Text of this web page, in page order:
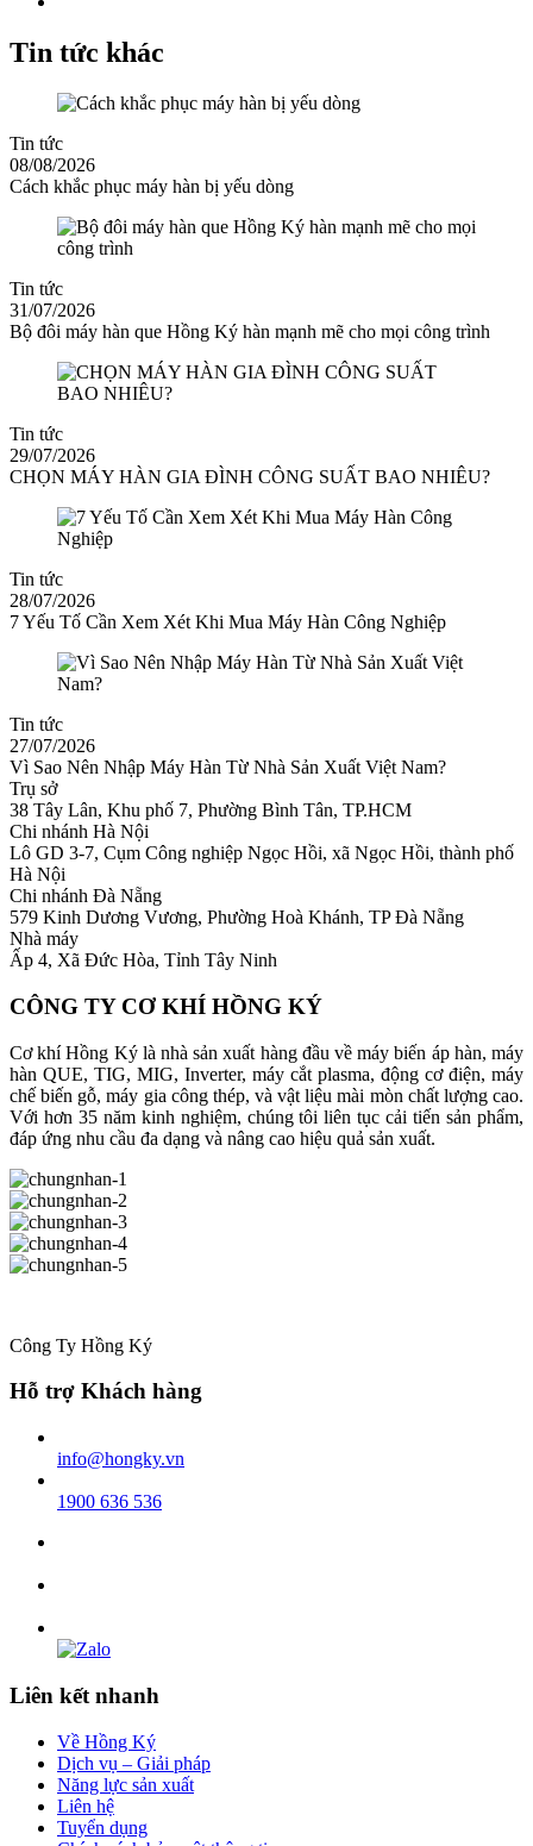
Tin tức khác
Tin tức
08/08/2026
Cách khắc phục máy hàn bị yếu dòng
Tin tức
31/07/2026
Bộ đôi máy hàn que Hồng Ký hàn mạnh mẽ cho mọi công trình
Tin tức
29/07/2026
CHỌN MÁY HÀN GIA ĐÌNH CÔNG SUẤT BAO NHIÊU?
Tin tức
28/07/2026
7 Yếu Tố Cần Xem Xét Khi Mua Máy Hàn Công Nghiệp
Tin tức
27/07/2026
Vì Sao Nên Nhập Máy Hàn Từ Nhà Sản Xuất Việt Nam?
Trụ sở
38 Tây Lân, Khu phố 7, Phường Bình Tân, TP.HCM
Chi nhánh Hà Nội
Lô GD 3-7, Cụm Công nghiệp Ngọc Hồi, xã Ngọc Hồi, thành phố
Hà Nội
Chi nhánh Đà Nẵng
579 Kinh Dương Vương, Phường Hoà Khánh, TP Đà Nẵng
Nhà máy
Ấp 4, Xã Đức Hòa, Tỉnh Tây Ninh
CÔNG TY CƠ KHÍ HỒNG KÝ
Cơ khí Hồng Ký là nhà sản xuất hàng đầu về máy biến áp hàn, máy
hàn QUE, TIG, MIG, Inverter, máy cắt plasma, động cơ điện, máy
chế biến gỗ, máy gia công thép, và vật liệu mài mòn chất lượng cao.
Với hơn 35 năm kinh nghiệm, chúng tôi liên tục cải tiến sản phẩm,
đáp ứng nhu cầu đa dạng và nâng cao hiệu quả sản xuất.
Công Ty Hồng Ký
Hỗ trợ Khách hàng
info@hongky.vn
1900 636 536
Liên kết nhanh
Về Hồng Ký
Dịch vụ – Giải pháp
Năng lực sản xuất
Liên hệ
Tuyển dụng